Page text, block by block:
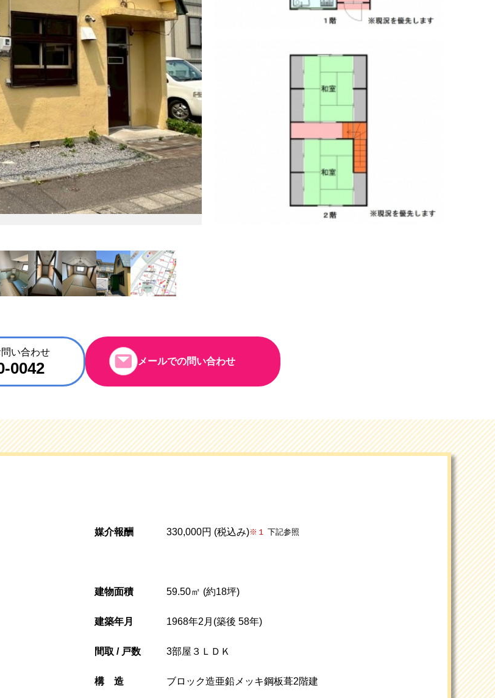
い合わせ
0042 メールでの問い合わせ
媒介報酬 330,000円 (税込み)※１ 下記参照
建物面積 59.50㎡ (約18坪)
建築年月 1968年2月(築後 58年)
間取 / 戸数 3部屋３ＬＤＫ
構造 ブロック造亜鉛メッキ鋼板葺2階建